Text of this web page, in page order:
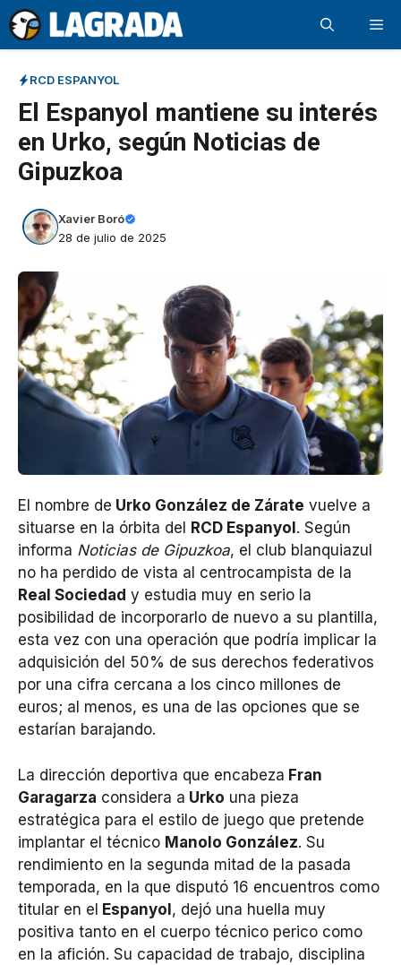
Saltar
al
contenido
RCD ESPANYOL
El Espanyol mantiene su interés
en Urko, según Noticias de
Gipuzkoa
Xavier Boró
28 de julio de 2025
El nombre de Urko González de Zárate vuelve a
situarse en la órbita del
RCD Espanyol . Según
informa Noticias de Gipuzkoa, el club blanquiazul
no ha perdido de vista al centrocampista de la
Real Sociedad y estudia muy en serio la
posibilidad de incorporarlo de nuevo a su plantilla,
esta vez con una operación que podría implicar la
adquisición del 50% de sus derechos federativos
por una cifra cercana a los cinco millones de
euros; al menos, es una de las opciones que se
estarían barajando.
La dirección deportiva que encabeza Fran
Garagarza considera a Urko una pieza
estratégica para el estilo de juego que pretende
implantar el técnico Manolo González. Su
rendimiento en la segunda mitad de la pasada
temporada, en la que disputó 16 encuentros como
titular en el Espanyol, dejó una huella muy
positiva tanto en el cuerpo técnico perico como
en la afición. Su capacidad de trabajo, disciplina